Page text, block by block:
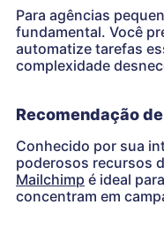
Para agências
fundamental. Você
automatize tarefas
complexidade
Recomendação
Conhecido por sua
poderosos recursos
Mailchimp é ideal
concentram em